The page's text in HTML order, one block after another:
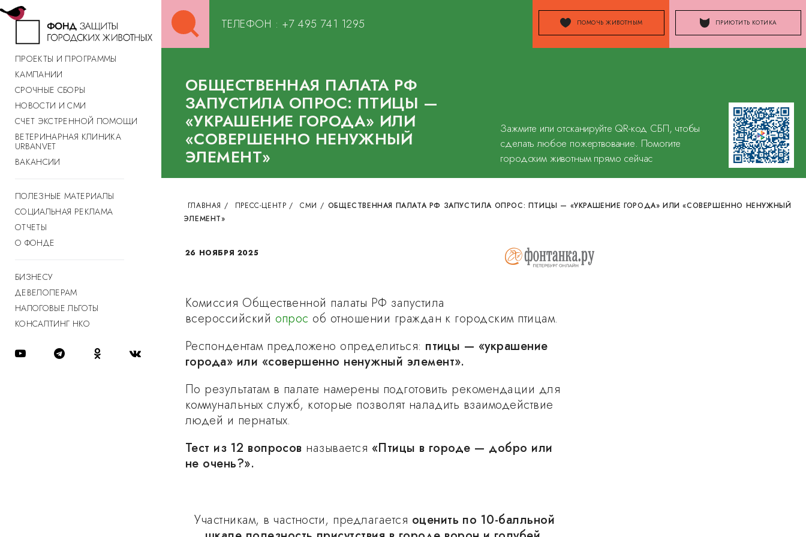
ПРОЕКТЫ И ПРОГРАММЫ
КАМПАНИИ
СРОЧНЫЕ СБОРЫ
НОВОСТИ И СМИ
СЧЕТ ЭКСТРЕННОЙ ПОМОЩИ
ВЕТЕРИНАРНАЯ КЛИНИКА
URBANVET
ВАКАНСИИ
ПОЛЕЗНЫЕ МАТЕРИАЛЫ
СОЦИАЛЬНАЯ РЕКЛАМА
ОТЧЕТЫ
О ФОНДЕ
БИЗНЕСУ
ДЕВЕЛОПЕРАМ
НАЛОГОВЫЕ ЛЬГОТЫ
КОНСАЛТИНГ НКО
for:
ТЕЛЕФОН : +7 495 741 1295 ПОМОЧЬ ЖИВОТНЫМ ПРИЮТИТЬ КОТИКА
ОБЩЕСТВЕННАЯ ПАЛАТА РФ
ЗАПУСТИЛА ОПРОС: ПТИЦЫ —
«УКРАШЕНИЕ ГОРОДА» ИЛИ
«СОВЕРШЕННО НЕНУЖНЫЙ
ЭЛЕМЕНТ»
Зажмите или отсканируйте QR-код СБП, чтобы
сделать любое пожертвование. Помогите
городским животным прямо сейчас
ГЛАВНАЯ / ПРЕСС-ЦЕНТР / СМИ / ОБЩЕСТВЕННАЯ ПАЛАТА РФ ЗАПУСТИЛА ОПРОС: ПТИЦЫ — «УКРАШЕНИЕ ГОРОДА» ИЛИ «СОВЕРШЕННО НЕНУЖНЫЙ
ЭЛЕМЕНТ»
26 НОЯБРЯ 2025
Комиссия Общественной палаты РФ запустила
всероссийский опрос об отношении граждан к городским птицам.
Респондентам предложено определиться: птицы — «украшение
города» или «совершенно ненужный элемент».
По результатам в палате намерены подготовить рекомендации для
коммунальных служб, которые позволят наладить взаимодействие
людей и пернатых.
Тест из 12 вопросов называется «Птицы в городе — добро или
не очень?».
Участникам, в частности, предлагается оценить по 10-балльной